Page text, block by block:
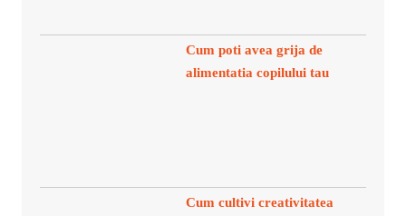
Cum poti avea grija de
alimentatia copilului tau
Cum cultivi creativitatea